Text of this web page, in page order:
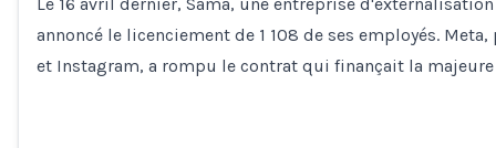
annoncé le licenciement de 1 108 de ses employés.
et Instagram, a rompu le contrat qui finançait la